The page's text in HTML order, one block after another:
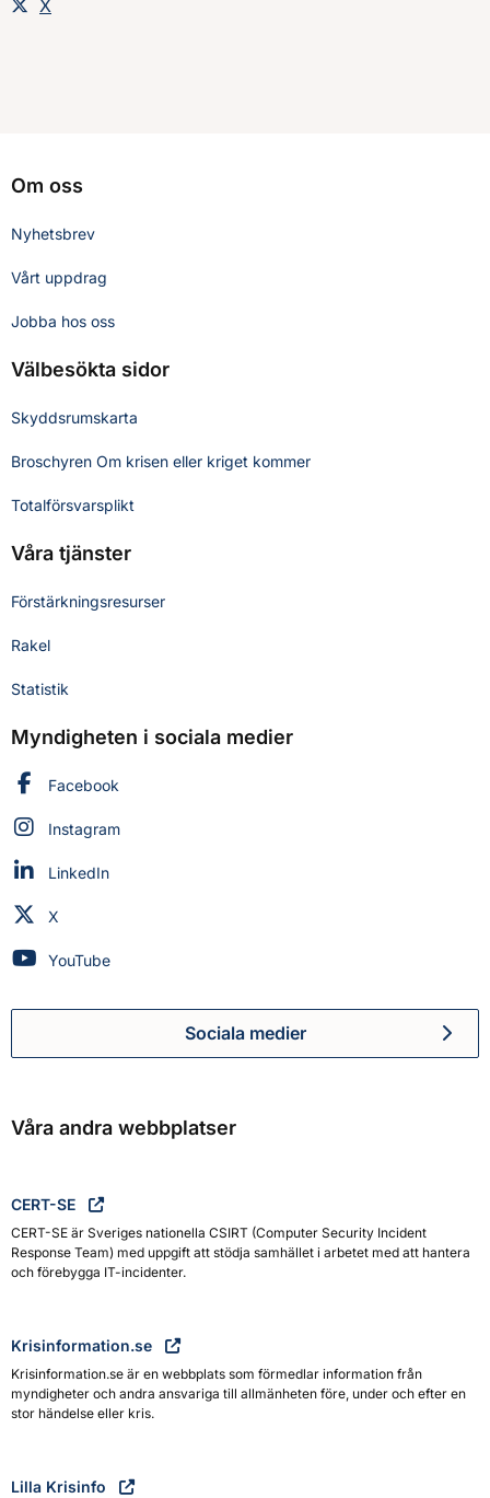
Dela sidan på
X
Om oss
Nyhetsbrev
Vårt uppdrag
Jobba hos oss
Välbesökta sidor
Skyddsrumskarta
Broschyren Om krisen eller kriget kommer
Totalförsvarsplikt
Våra tjänster
Förstärkningsresurser
Rakel
Statistik
Myndigheten i sociala medier
Myndigheten för civilt försvar på
Facebook
Myndigheten för civilt försvar på
Instagram
Myndigheten för civilt försvar på
LinkedIn
Myndigheten för civilt försvar på
X
Myndigheten för civilt försvar på
YouTube
Myndigheten för civilt
Sociala medier
Våra andra webbplatser
CERT-SE
CERT-SE är Sveriges nationella CSIRT (Computer Security Incident
Response Team) med uppgift att stödja samhället i arbetet med att hantera
och förebygga IT-incidenter.
Krisinformation.se
Krisinformation.se är en webbplats som förmedlar information från
myndigheter och andra ansvariga till allmänheten före, under och efter en
stor händelse eller kris.
Lilla Krisinfo